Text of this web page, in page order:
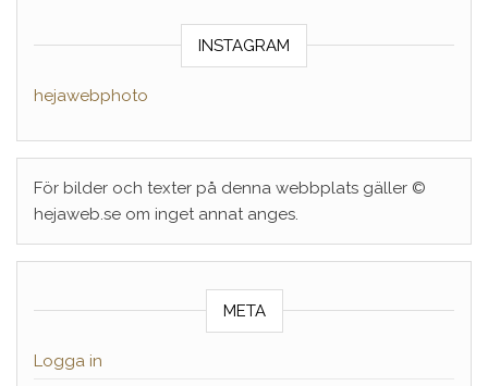
INSTAGRAM
hejawebphoto
För bilder och texter på denna webbplats gäller ©
hejaweb.se om inget annat anges.
META
Logga in